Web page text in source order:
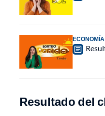
ECONOMÍA
Resultado del